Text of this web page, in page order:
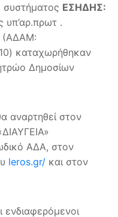
συστήματος ΕΣΗΔΗΣ:
υπ’αρ.πρωτ .
(ΑΔΑΜ:
καταχωρήθηκαν
Δημοσίων
αναρτηθεί στον
ΑΔΑ, στον
leros.gr/ και στον
ενδιαφερόμενοι